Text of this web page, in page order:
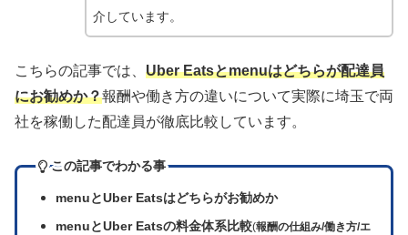
介しています。
こちらの記事では、 Uber Eatsとmenuはどちらが配達員
にお勧めか？報酬や働き方の違いについて実際に埼玉で両
社を稼働した配達員が徹底比較しています。
この記事でわかる事
menuとUber Eatsはどちらがお勧めか
menuとUber Eatsの料金体系比較(報酬の仕組み/働き方/エ